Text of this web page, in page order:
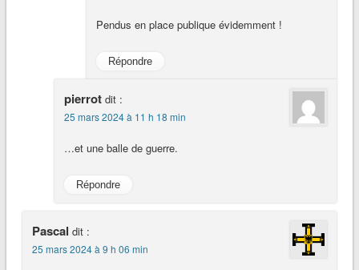
Pendus en place publique évidemment !
Répondre
pierrot dit :
25 mars 2024 à 11 h 18 min
…et une balle de guerre.
Répondre
Pascal dit :
25 mars 2024 à 9 h 06 min